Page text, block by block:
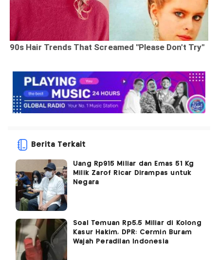
Berita Terkait
Uang Rp915 Miliar dan Emas 51 Kg
Milik Zarof Ricar Dirampas untuk
Negara
Soal Temuan Rp5,5 Miliar di Kolong
Kasur Hakim, DPR: Cermin Buram
Wajah Peradilan Indonesia